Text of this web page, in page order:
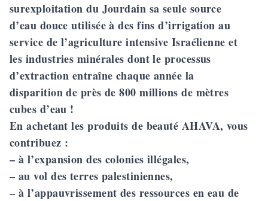
surexploitation du Jourdain sa seule source
d’eau douce utilisée à des fins d’irrigation au
service de l’agriculture intensive Israélienne et
les industries minérales dont le processus
d’extraction entraîne chaque année la
disparition de près de 800 millions de mètres
cubes d’eau !
En achetant les produits de beauté AHAVA, vous
contribuez :
– à l’expansion des colonies illégales,
– au vol des terres palestiniennes,
– à l’appauvrissement des ressources en eau de